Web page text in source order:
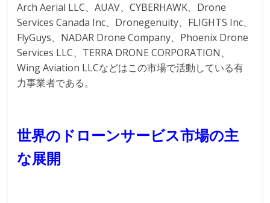
Arch Aerial LLC、AUAV、CYBERHAWK、Drone
Services Canada Inc、Dronegenuity、FLIGHTS Inc、
FlyGuys、NADAR Drone Company、Phoenix Drone
Services LLC、TERRA DRONE CORPORATION、
Wing Aviation LLCなどはこの市場で活動している有
力事業者である。
世界のドローンサービス市場の主
な展開